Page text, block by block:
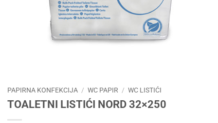
PAPIRNA KONFEKCIJA / WC PAPIR / WC LISTIĆI
TOALETNI LISTIĆI NORD 32×250